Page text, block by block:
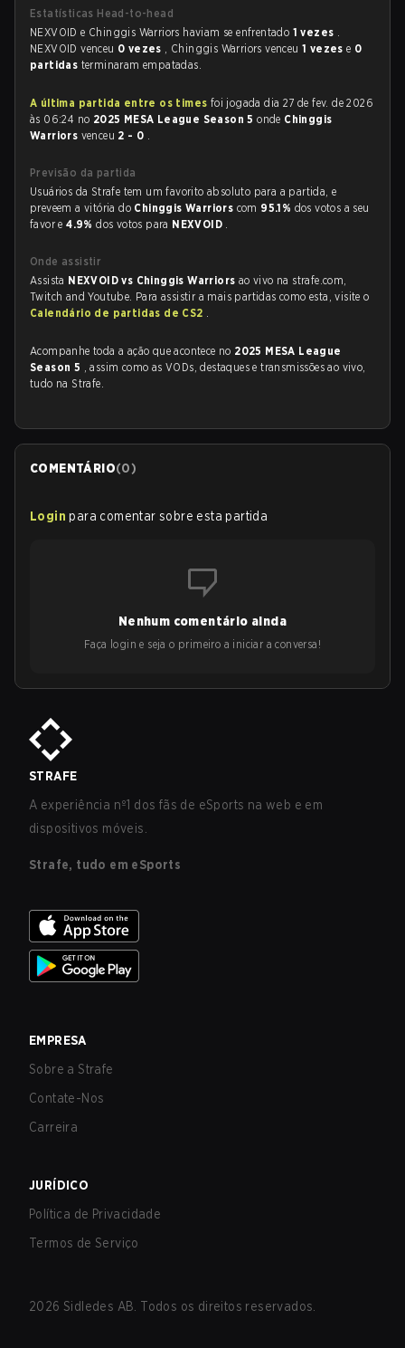
Estatísticas Head-to-head
NEXVOID e Chinggis Warriors haviam se enfrentado 1 vezes .
NEXVOID venceu 0 vezes , Chinggis Warriors venceu1 vezese 0
partidas terminaram empatadas.
A última partida entre os times foi jogada dia 27 de fev. de 2026
às 06:24 no 2025 MESA League Season 5onde Chinggis
Warriors venceu 2 - 0 .
Previsão da partida
Usuários da Strafe tem um favorito absoluto para a partida, e
preveem a vitória do Chinggis Warriors com 95.1% dos votos a seu
favor e4.9%dos votos para NEXVOID .
Onde assistir
Assista NEXVOID vs Chinggis Warriors ao vivo na strafe.com,
Twitch and Youtube. Para assistir a mais partidas como esta, visite o
Calendário de partidas de CS2 .
Acompanhe toda a ação que acontece no 2025 MESA League
Season 5 , assim como as VODs, destaques e transmissões ao vivo,
tudo na Strafe.
COMENTÁRIO(0)
Login para comentar sobre esta partida
Nenhum comentário ainda
Faça login e seja o primeiro a iniciar a conversa!
STRAFE
A experiência nº1 dos fãs de eSports na web e em
dispositivos móveis.
Strafe, tudo em eSports
EMPRESA
Sobre a Strafe
Contate-Nos
Carreira
JURÍDICO
Política de Privacidade
Termos de Serviço
2026 Sidledes AB. Todos os direitos reservados.